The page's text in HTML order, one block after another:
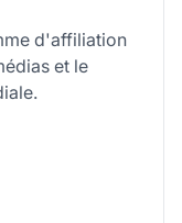
d'affiliation
et le